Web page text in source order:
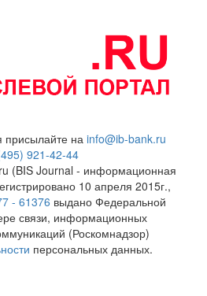
присылайте на info@ib-bank.ru
921-42-44
(BIS Journal - информационная
10 апреля 2015г.,
- 61376 выдано Федеральной
связи, информационных
(Роскомнадзор)
персональных данных.